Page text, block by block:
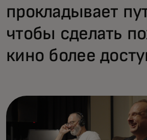
прокладывает
чтобы сделать
кино более